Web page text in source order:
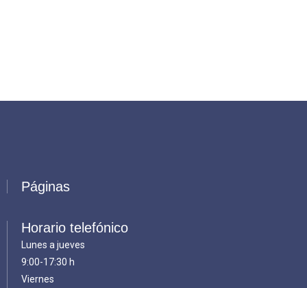
Páginas
Horario telefónico
Lunes a jueves
9:00-17:30 h
Viernes